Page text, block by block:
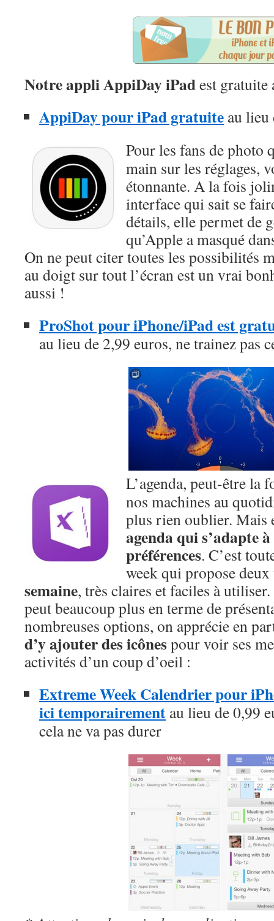
Notre appli AppiDay iPadest gratuite
AppiDay pour iPad gratuite au lieu
Pour les fans de photo
main sur les réglages,
étonnante. A la fois
interface qui sait se
détails, elle permet de
qu’Apple a masqué
On ne peut citer toutes les possibilités
au doigt sur tout l’écran est un vrai
aussi !
ProShot pour iPhone/iPad est
au lieu de 2,99 euros, ne trainez pas
L’agenda, peut-être la
nos machines au
plus rien oublier. Mais
agenda qui s’adapte
préférences. C’est
week qui propose
semaine, très claires et faciles à
peut beaucoup plus en terme de
nombreuses options, on apprécie en
d’y ajouter des icônespour voir ses
activités d’un coup d’oeil :
Extreme Week Calendrier pour
ici temporairement au lieu de 0,99
cela ne va pas durer